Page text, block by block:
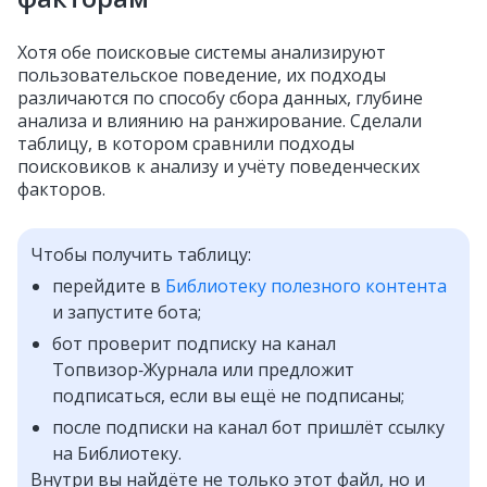
Хотя обе поисковые системы анализируют
пользовательское поведение, их подходы
различаются по способу сбора данных, глубине
анализа и влиянию на ранжирование. Сделали
таблицу, в котором сравнили подходы
поисковиков к анализу и учёту поведенческих
факторов.
Чтобы получить таблицу:
перейдите в Библиотеку полезного контента
и запустите бота;
бот проверит подписку на канал
Топвизор‑Журнала или предложит
подписаться, если вы ещё не подписаны;
после подписки на канал бот пришлёт ссылку
на Библиотеку.
Внутри вы найдёте не только этот файл, но и